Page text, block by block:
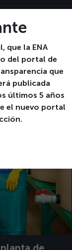
que la ENA
del portal de
que
publicada
últimos 5 años
el nuevo portal